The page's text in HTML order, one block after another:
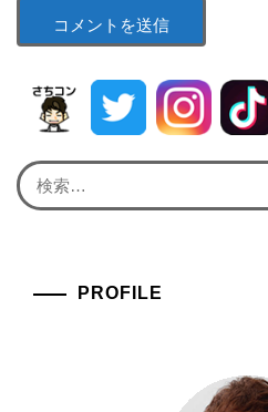
検
索:
PROFILE